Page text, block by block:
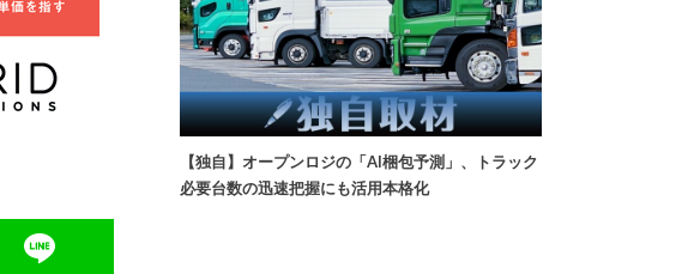
【独自】オープンロジの「AI梱包予測」、トラック
必要台数の迅速把握にも活用本格化